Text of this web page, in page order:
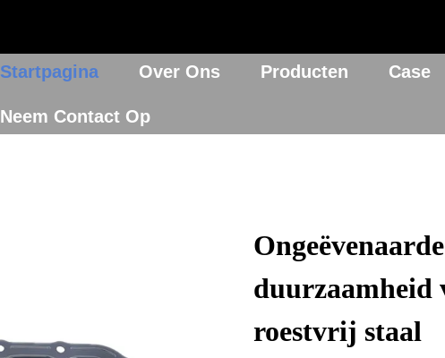
Startpagina Over Ons Producten Case
Neem Contact Op
duurzaamheid
roestvrij staal